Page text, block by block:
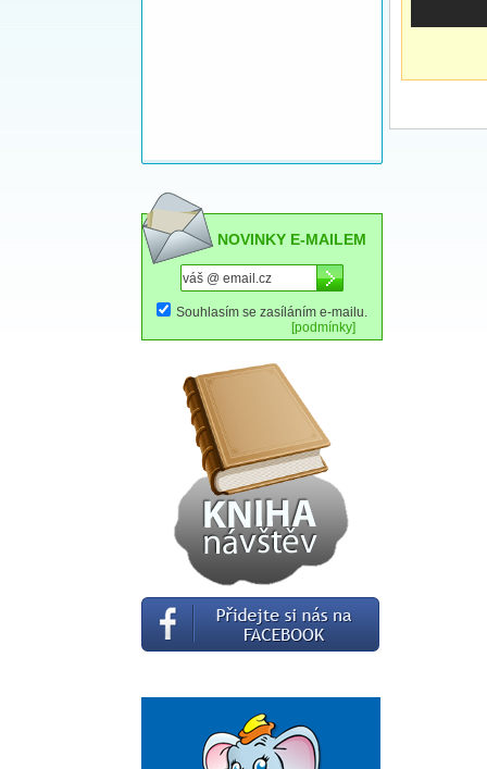
NOVINKY E-MAILEM
Souhlasím se zasíláním e-mailu.
[podmínky]